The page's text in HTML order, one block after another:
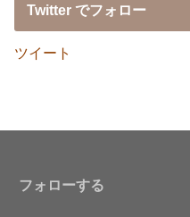
Twitter でフォロー
ツイート
フォローする